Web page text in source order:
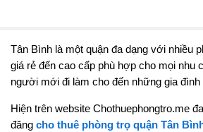
Tân Bình là một quận đa dạng với nhiều
giá rẻ đến cao cấp phù hợp cho mọi nhu
người mới đi làm cho đến những gia đình
Hiện trên website Chothuephongtro.me
đăng cho thuê phòng trọ quận Tân